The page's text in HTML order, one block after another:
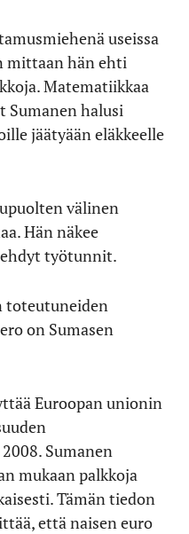
useissa
mittaan hän ehti
Matematiikkaa
halusi
jäätyään eläkkeelle
välinen
Hän näkee
työtunnit.
toteutuneiden
on Sumasen
Euroopan unionin
Sumanen
mukaan palkkoja
Tämän tiedon
että naisen euro